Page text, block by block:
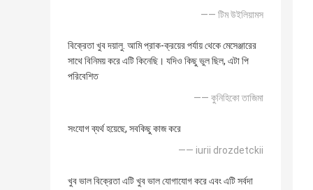
—— টিম উইলিয়ামস
বিক্রেতা খুব দয়ালু. আমি প্রাক-ক্রয়ের পর্যায় থেকে মেসেঞ্জারের
সাথে বিনিময় করে এটি কিনেছি। যদিও কিছু ভুল ছিল, এটা পি
পরিবেশিত
—— কুনিহিকো তাজিমা
সংযোগ ব্যর্থ হয়েছে, সবকিছু কাজ করে
—— iurii drozdetckii
খুব ভাল বিক্রেতা এটি খুব ভাল যোগাযোগ করে এবং এটি সর্বদা